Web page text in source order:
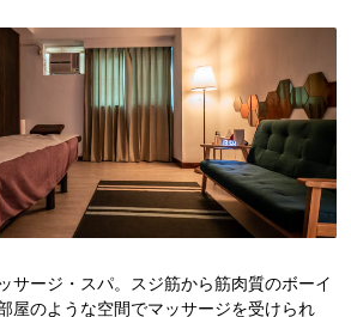
サージ・スパ。スジ筋から筋肉質のボーイ
屋のような空間でマッサージを受けられ